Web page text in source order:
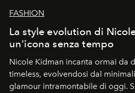
FASHION
La style evolution di
un'icona senza tempo
Nicole Kidman incanta ormai da
timeless, evolvendosi dal
glamour intramontabile di oggi.